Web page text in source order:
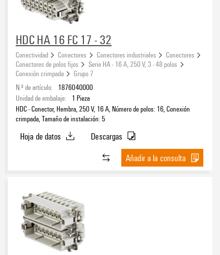
HDC HA 16 FC 17 - 32
Conectividad Conectores Conectores industriales
Conectores
Conectores de polos fijos
Serie HA - 16 A, 250 V, 3 - 48 polos
Conexión crimpada
Grupo 7
N.º de artículo:
1876040000
Unidad de embalaje:
1 Pieza
HDC - Conector, Hembra, 250 V, 16 A, Número de polos: 16, Conexión
crimpada, Tamaño de instalación: 5
Hoja de datos
Descargas
Añadir a la consulta